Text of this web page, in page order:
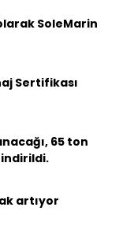
SoleMarin
Sertifikası
65 ton
artıyor